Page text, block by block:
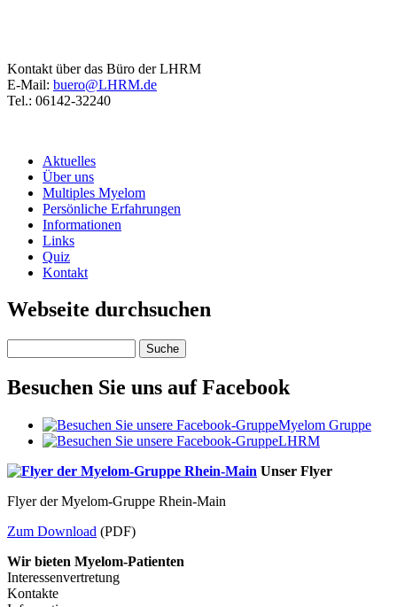
Kontakt über das Büro der LHRM
E-Mail: buero@LHRM.de
Tel.: 06142-32240
Aktuelles
Über uns
Multiples Myelom
Persönliche Erfahrungen
Informationen
Links
Quiz
Kontakt
Webseite durchsuchen
Besuchen Sie uns auf Facebook
Myelom Gruppe
LHRM
Unser Flyer
Flyer der Myelom-Gruppe Rhein-Main
Zum Download (PDF)
Wir bieten Myelom-Patienten
Interessenvertretung
Kontakte